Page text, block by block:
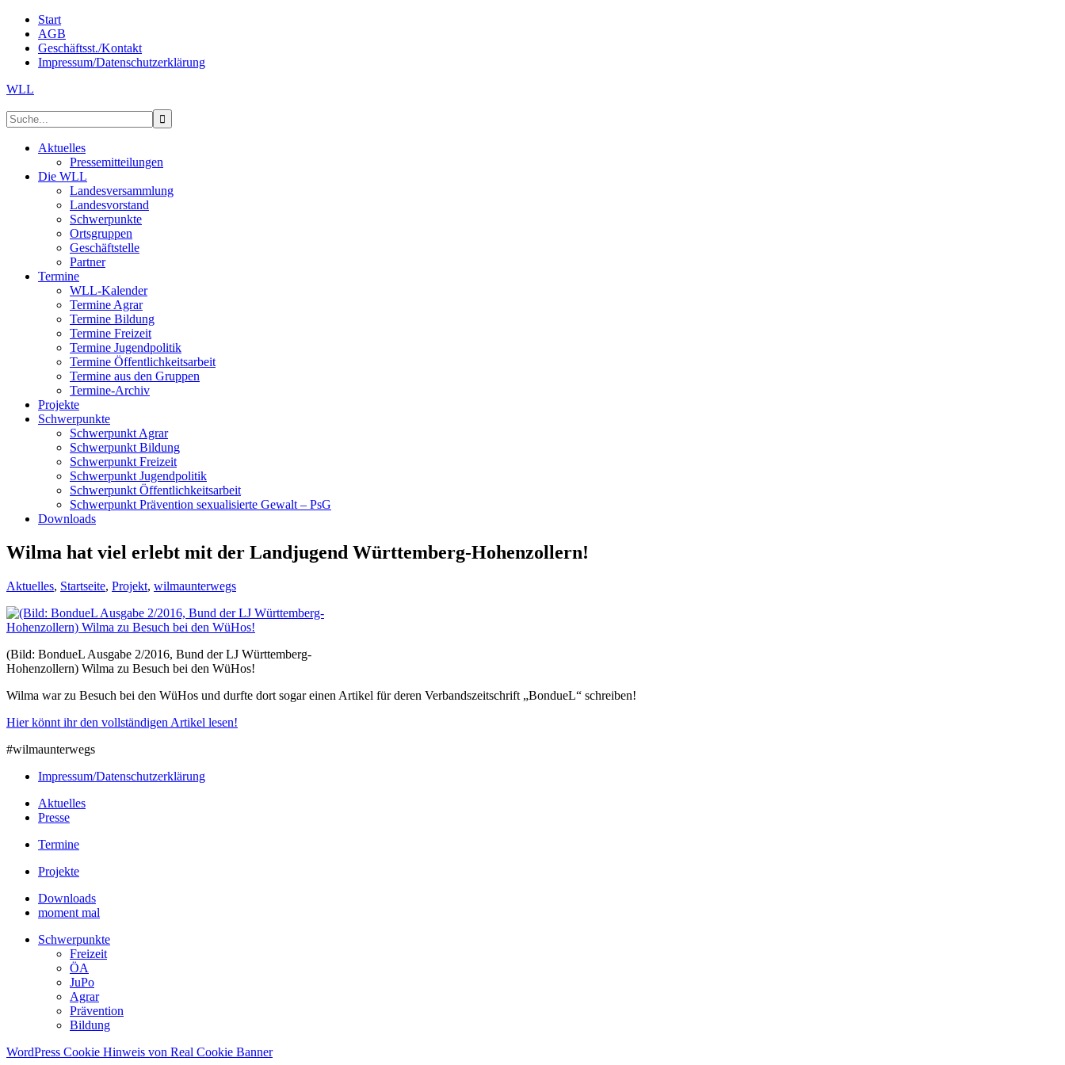
Start
AGB
Geschäftsst./Kontakt
Impressum/Datenschutzerklärung
WLL
Aktuelles
Pressemitteilungen
Die WLL
Landesversammlung
Landesvorstand
Schwerpunkte
Ortsgruppen
Geschäftstelle
Partner
Termine
WLL-Kalender
Termine Agrar
Termine Bildung
Termine Freizeit
Termine Jugendpolitik
Termine Öffentlichkeitsarbeit
Termine aus den Gruppen
Termine-Archiv
Projekte
Schwerpunkte
Schwerpunkt Agrar
Schwerpunkt Bildung
Schwerpunkt Freizeit
Schwerpunkt Jugendpolitik
Schwerpunkt Öffentlichkeitsarbeit
Schwerpunkt Prävention sexualisierte Gewalt – PsG
Downloads
Wilma hat viel erlebt mit der Landjugend Württemberg-Hohenzollern!
Aktuelles, Startseite, Projekt, wilmaunterwegs
(Bild: BondueL Ausgabe 2/2016, Bund der LJ Württemberg-
Hohenzollern) Wilma zu Besuch bei den WüHos!
Wilma war zu Besuch bei den WüHos und durfte dort sogar einen Artikel für deren Verbandszeitschrift „BondueL“ schreiben!
Hier könnt ihr den vollständigen Artikel lesen!
#wilmaunterwegs
Impressum/Datenschutzerklärung
Aktuelles
Presse
Termine
Projekte
Downloads
moment mal
Schwerpunkte
Freizeit
ÖA
JuPo
Agrar
Prävention
Bildung
WordPress Cookie Hinweis von Real Cookie Banner